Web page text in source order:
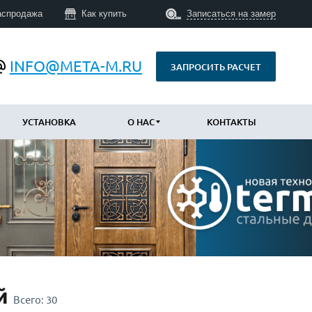
INFO@META-M.RU ЗАПРОСИТЬ РАСЧЕТ
ПО КОНСТРУКЦИИ
Уличные с терморазрывом(673)
Противопожарные(14)
Технические(34)
Арочные
УСТАНОВКА О НАС КОНТАКТЫ
Как купить Записаться на замер
Всего: 30